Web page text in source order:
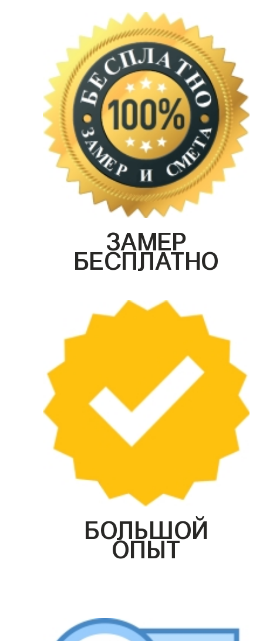
ЗАМЕР
БЕСПЛАТНО
БОЛЬШОЙ
ОПЫТ